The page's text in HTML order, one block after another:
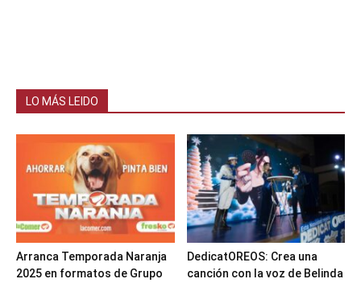
LO MÁS LEIDO
Arranca Temporada Naranja
2025 en formatos de Grupo
DedicatOREOS: Crea una
canción con la voz de Belinda